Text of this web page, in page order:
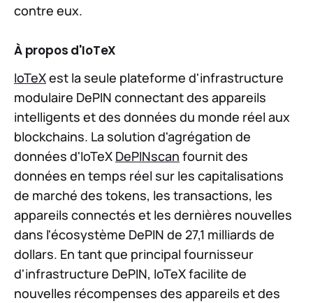
contre eux.
À propos d'IoTeX
IoTeXest la seule plateforme d'infrastructure
modulaire DePIN connectant des appareils
intelligents et des données du monde réel aux
blockchains. La solution d'agrégation de
données d'IoTeX DePINscan fournit des
données en temps réel sur les capitalisations
de marché des tokens, les transactions, les
appareils connectés et les dernières nouvelles
dans l'écosystème DePIN de 27,1 milliards de
dollars. En tant que principal fournisseur
d'infrastructure DePIN, IoTeX facilite de
nouvelles récompenses des appareils et des